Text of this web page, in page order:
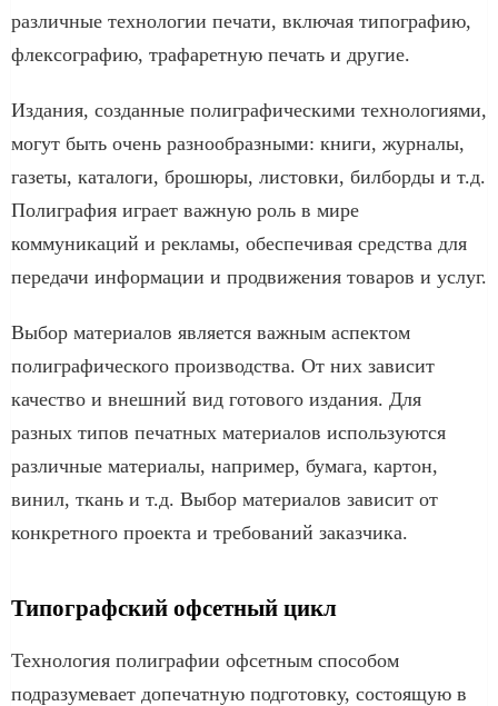
различные технологии печати, включая типографию,
флексографию, трафаретную печать и другие.
Издания, созданные полиграфическими технологиями,
могут быть очень разнообразными: книги, журналы,
газеты, каталоги, брошюры, листовки, билборды и т.д.
Полиграфия играет важную роль в мире
коммуникаций и рекламы, обеспечивая средства для
передачи информации и продвижения товаров и услуг.
Выбор материалов является важным аспектом
полиграфического производства. От них зависит
качество и внешний вид готового издания. Для
разных типов печатных материалов используются
различные материалы, например, бумага, картон,
винил, ткань и т.д. Выбор материалов зависит от
конкретного проекта и требований заказчика.
Типографский офсетный цикл
Технология полиграфии офсетным способом
подразумевает допечатную подготовку, состоящую в